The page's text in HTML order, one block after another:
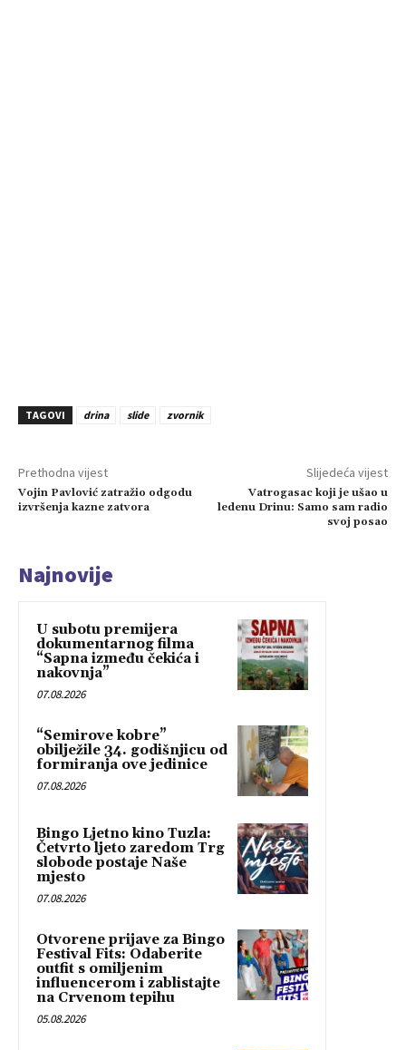
TAGOVI drina slide zvornik
Prethodna vijest
Vojin Pavlović zatražio odgodu
izvršenja kazne zatvora
Slijedeća vijest
Vatrogasac koji je ušao u
ledenu Drinu: Samo sam radio
svoj posao
Najnovije
U subotu premijera
dokumentarnog filma
“Sapna između čekića i
nakovnja”
07.08.2026
“Semirove kobre”
obilježile 34. godišnjicu od
formiranja ove jedinice
07.08.2026
Bingo Ljetno kino Tuzla:
Četvrto ljeto zaredom Trg
slobode postaje Naše
mjesto
07.08.2026
Otvorene prijave za Bingo
Festival Fits: Odaberite
outfit s omiljenim
influencerom i zablistajte
na Crvenom tepihu
05.08.2026